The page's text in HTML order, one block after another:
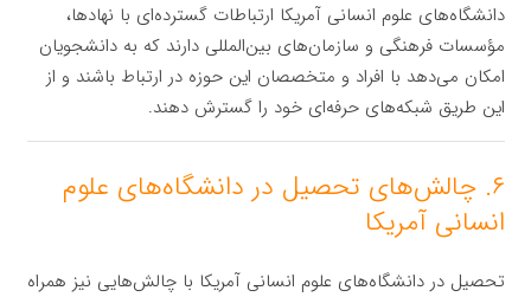
دانشگاه‌های علوم انسانی آمریکا ارتباطات گسترده‌ای با نهادها،
مؤسسات فرهنگی و سازمان‌های بین‌المللی دارند که به دانشجویان
امکان می‌دهد با افراد و متخصصان این حوزه در ارتباط باشند و از
این طریق شبکه‌های حرفه‌ای خود را گسترش دهند.
۶. چالش‌های تحصیل در دانشگاه‌های علوم
انسانی آمریکا
تحصیل در دانشگاه‌های علوم انسانی آمریکا با چالش‌هایی نیز همراه